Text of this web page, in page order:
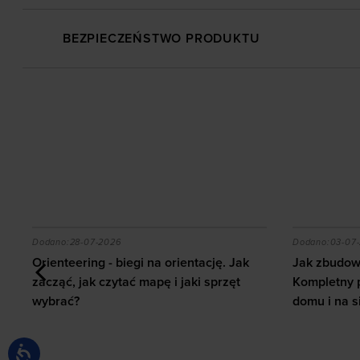
BEZPIECZEŃSTWO PRODUKTU
z ab wheel i jakie efekty daje trening?
Orienteering - biegi na orientację. Jak zacząć, jak
Dodano:28-07-2026
Orienteering - biegi na orientację. Jak
zacząć, jak czytać mapę i jaki sprzęt
wybrać?
Jak
Dodano: 03-
Jak
Kompletny
domu i na